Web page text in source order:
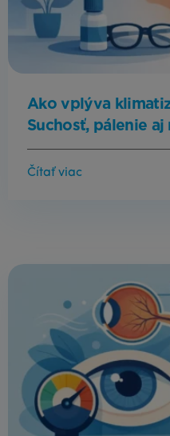
Ako vplýva
Suchosť, pálenie
Čítať viac